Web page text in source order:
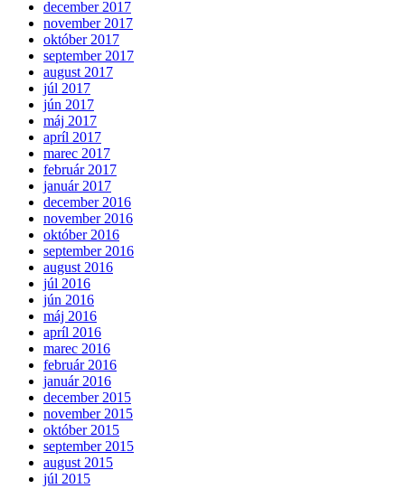
december 2017
november 2017
október 2017
september 2017
august 2017
júl 2017
jún 2017
máj 2017
apríl 2017
marec 2017
február 2017
január 2017
december 2016
november 2016
október 2016
september 2016
august 2016
júl 2016
jún 2016
máj 2016
apríl 2016
marec 2016
február 2016
január 2016
december 2015
november 2015
október 2015
september 2015
august 2015
júl 2015